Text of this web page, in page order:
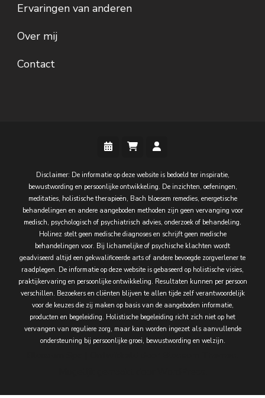
Ervaringen van anderen
Over mij
Contact
Disclaimer: De informatie op deze website is bedoeld ter inspiratie,
bewustwording en persoonlijke ontwikkeling. De inzichten, oefeningen,
meditaties, holistische therapieën, Bach bloesem remedies, energetische
behandelingen en andere aangeboden methoden zijn geen vervanging voor
medisch, psychologisch of psychiatrisch advies, onderzoek of behandeling.
Holinez stelt geen medische diagnoses en schrijft geen medische
behandelingen voor. Bij lichamelijke of psychische klachten wordt
geadviseerd altijd een gekwalificeerde arts of andere bevoegde zorgverlener te
raadplegen. De informatie op deze website is gebaseerd op holistische visies,
praktijkervaring en persoonlijke ontwikkeling. Resultaten kunnen per persoon
verschillen. Bezoekers en cliënten blijven te allen tijde zelf verantwoordelijk
voor de keuzes die zij maken op basis van de aangeboden informatie,
producten en begeleiding. Holistische begeleiding richt zich niet op het
vervangen van reguliere zorg, maar kan worden ingezet als aanvullende
ondersteuning bij persoonlijke groei, bewustwording en welzijn.